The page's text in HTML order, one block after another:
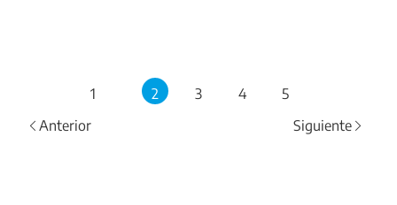
Anterior
1 2 3 4
5
Siguiente